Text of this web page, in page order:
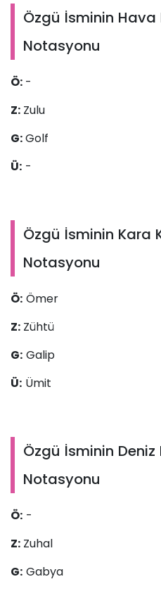
Özgü İsminin Hava
Notasyonu
Ö: -
Z: Zulu
G:Golf
Ü: -
Özgü İsminin Kara
Notasyonu
Ö: Ömer
Z: Zühtü
G: Galip
Ü: Ümit
Özgü İsminin
Notasyonu
Ö: -
Z: Zuhal
G: Gabya